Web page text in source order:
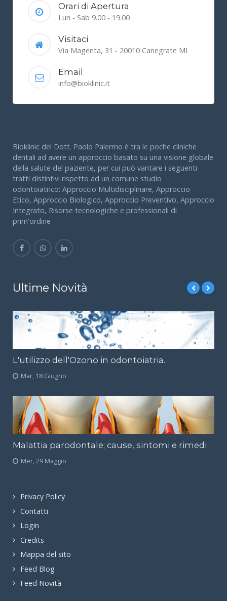
Orari di Apertura
Lun - Sab 9.00 - 19.00
Visitaci
Via Magenta, 31 - 20010 Canegrate MI
Email
info@bioklinic.it
Bioklinic del Dott. Paolo Palermo è tra le poche cliniche
dentali ad avere un approccio basato su una visione globale
della salute del paziente, per cui può vantare i seguenti
tratti distintivi rispetto ad un comune studio
odontoiatrico: Approccio Multidisciplinare, Approccio
Etico, Approccio Biologico, Approccio Preventivo, Approccio
Integrato, Risorse tecnologiche e professionali di
prim'ordine
Ultime Novità
L'utilizzo dell'Ozono in odontoiatria.
Mar, 18 Giugno
Malattia parodontale; cause, sintomi e rimedi
Mer, 29 Maggio
Privacy Policy
Contatti
Login
Credits
Mappa del sito
Feed Blog
Feed Novità